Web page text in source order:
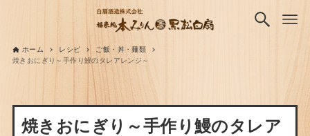
ホーム レシピ
ご飯・丼・麺類
焼きおにぎり～手作り鰻のタレアレンジ～
焼きおにぎり～手作り鰻のタレア